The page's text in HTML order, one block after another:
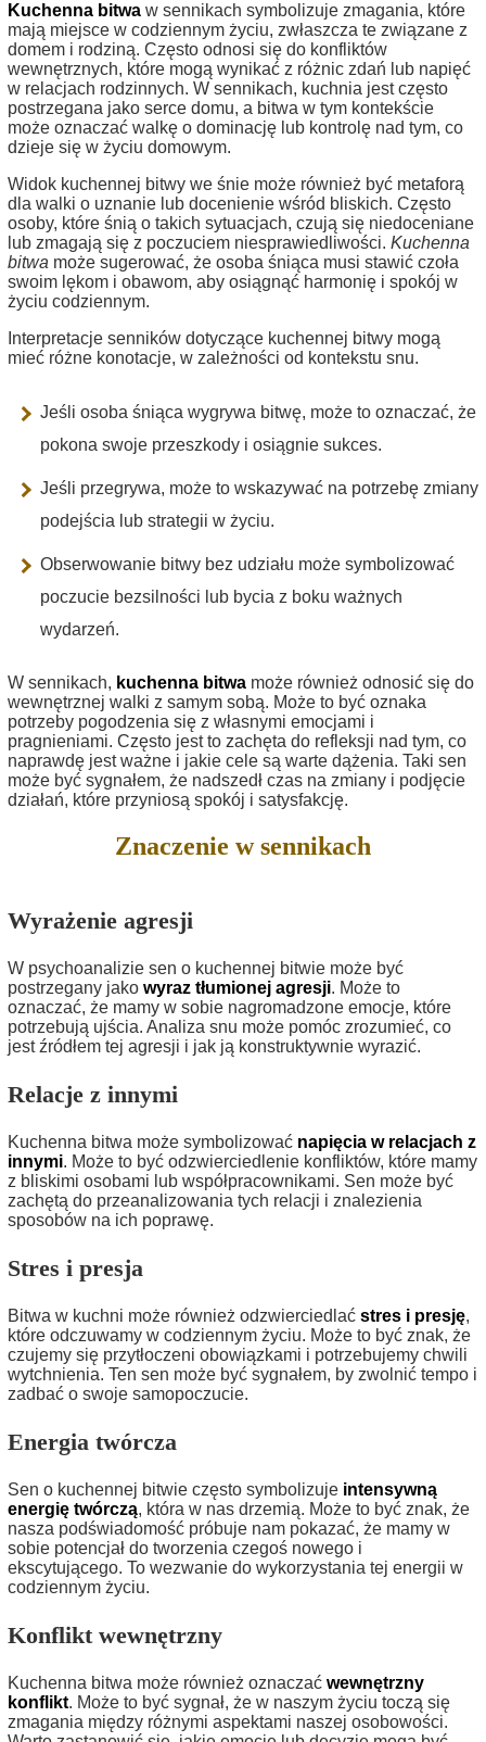
Kuchenna bitwa w sennikach symbolizuje zmagania, które
mają miejsce w codziennym życiu, zwłaszcza te związane z
domem i rodziną. Często odnosi się do konfliktów
wewnętrznych, które mogą wynikać z różnic zdań lub napięć
w relacjach rodzinnych. W sennikach, kuchnia jest często
postrzegana jako serce domu, a bitwa w tym kontekście
może oznaczać walkę o dominację lub kontrolę nad tym, co
dzieje się w życiu domowym.
Widok kuchennej bitwy we śnie może również być metaforą
dla walki o uznanie lub docenienie wśród bliskich. Często
osoby, które śnią o takich sytuacjach, czują się niedoceniane
lub zmagają się z poczuciem niesprawiedliwości. Kuchenna
bitwa może sugerować, że osoba śniąca musi stawić czoła
swoim lękom i obawom, aby osiągnąć harmonię i spokój w
życiu codziennym.
Interpretacje senników dotyczące kuchennej bitwy mogą
mieć różne konotacje, w zależności od kontekstu snu.
Jeśli osoba śniąca wygrywa bitwę, może to oznaczać, że
pokona swoje przeszkody i osiągnie sukces.
Jeśli przegrywa, może to wskazywać na potrzebę zmiany
podejścia lub strategii w życiu.
Obserwowanie bitwy bez udziału może symbolizować
poczucie bezsilności lub bycia z boku ważnych
wydarzeń.
W sennikach, kuchenna bitwa może również odnosić się do
wewnętrznej walki z samym sobą. Może to być oznaka
potrzeby pogodzenia się z własnymi emocjami i
pragnieniami. Często jest to zachęta do refleksji nad tym, co
naprawdę jest ważne i jakie cele są warte dążenia. Taki sen
może być sygnałem, że nadszedł czas na zmiany i podjęcie
działań, które przyniosą spokój i satysfakcję.
Znaczenie w sennikach
Wyrażenie agresji
W psychoanalizie sen o kuchennej bitwie może być
postrzegany jako wyraz tłumionej agresji. Może to
oznaczać, że mamy w sobie nagromadzone emocje, które
potrzebują ujścia. Analiza snu może pomóc zrozumieć, co
jest źródłem tej agresji i jak ją konstruktywnie wyrazić.
Relacje z innymi
Kuchenna bitwa może symbolizować napięcia w relacjach z
innymi. Może to być odzwierciedlenie konfliktów, które mamy
z bliskimi osobami lub współpracownikami. Sen może być
zachętą do przeanalizowania tych relacji i znalezienia
sposobów na ich poprawę.
Stres i presja
Bitwa w kuchni może również odzwierciedlać stres i presję,
które odczuwamy w codziennym życiu. Może to być znak, że
czujemy się przytłoczeni obowiązkami i potrzebujemy chwili
wytchnienia. Ten sen może być sygnałem, by zwolnić tempo i
zadbać o swoje samopoczucie.
Energia twórcza
Sen o kuchennej bitwie często symbolizuje intensywną
energię twórczą, która w nas drzemią. Może to być znak, że
nasza podświadomość próbuje nam pokazać, że mamy w
sobie potencjał do tworzenia czegoś nowego i
ekscytującego. To wezwanie do wykorzystania tej energii w
codziennym życiu.
Konflikt wewnętrzny
Kuchenna bitwa może również oznaczać wewnętrzny
konflikt. Może to być sygnał, że w naszym życiu toczą się
zmagania między różnymi aspektami naszej osobowości.